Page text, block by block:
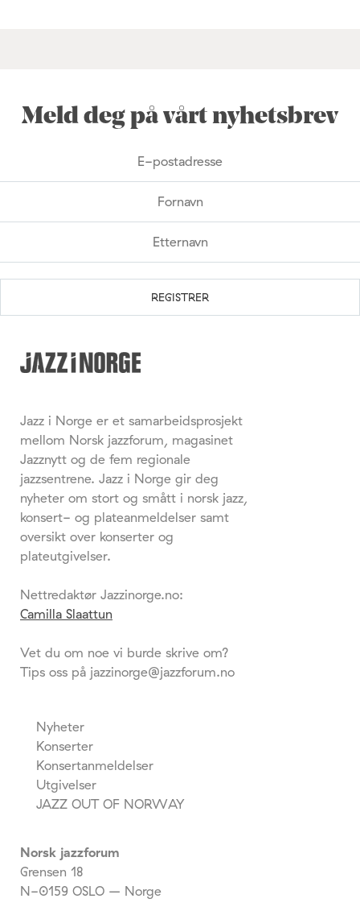
Meld deg på vårt nyhetsbrev
Jazz i Norge er et samarbeidsprosjekt
mellom Norsk jazzforum, magasinet
Jazznytt og de fem regionale
jazzsentrene. Jazz i Norge gir deg
nyheter om stort og smått i norsk jazz,
konsert- og plateanmeldelser samt
oversikt over konserter og
plateutgivelser.
Nettredaktør Jazzinorge.no:
Camilla Slaattun
Vet du om noe vi burde skrive om?
Tips oss på jazzinorge@jazzforum.no
Nyheter
Konserter
Konsertanmeldelser
Utgivelser
JAZZ OUT OF NORWAY
Norsk jazzforum
Grensen 18
N-0159 OSLO – Norge